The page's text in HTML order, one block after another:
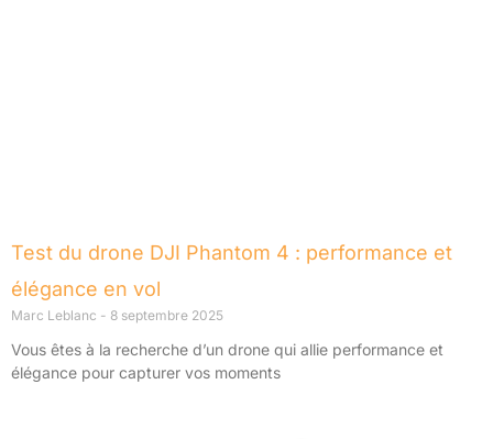
Test du drone DJI Phantom 4 : performance et
élégance en vol
Marc Leblanc 8 septembre 2025
Vous êtes à la recherche d’un drone qui allie performance et
élégance pour capturer vos moments